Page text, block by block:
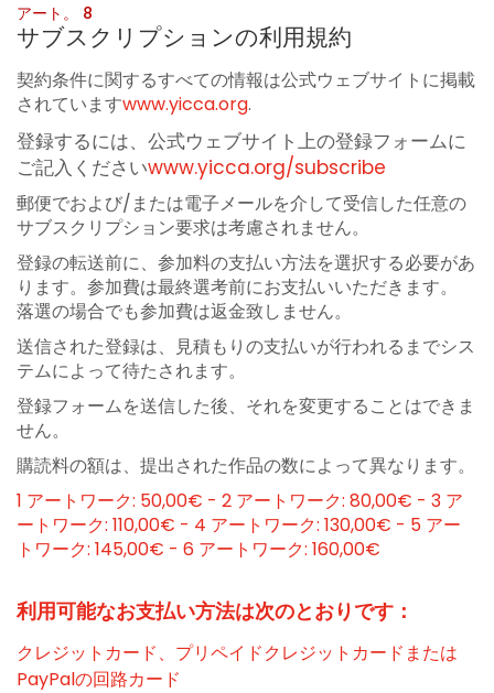
アート。 8
サブスクリプションの利用規約
契約条件に関するすべての情報は公式ウェブサイトに掲載
されていますwww.yicca.org.
登録するには、公式ウェブサイト上の登録フォームに
ご記入くださいwww.yicca.org/subscribe
郵便でおよび/または電子メールを介して受信した任意の
サブスクリプション要求は考慮されません。
登録の転送前に、参加料の支払い方法を選択する必要があ
ります。参加費は最終選考前にお支払いいただきます。
落選の場合でも参加費は返金致しません。
送信された登録は、見積もりの支払いが行われるまでシス
テムによって待たされます。
登録フォームを送信した後、それを変更することはできま
せん。
購読料の額は、提出された作品の数によって異なります。
1 アートワーク: 50,00€ - 2 アートワーク: 80,00€ - 3 ア
ートワーク: 110,00€ - 4 アートワーク: 130,00€ - 5 アー
トワーク: 145,00€ - 6 アートワーク: 160,00€
利用可能なお支払い方法は次のとおりです：
クレジットカード、プリペイドクレジットカードまたは
PayPalの回路カード